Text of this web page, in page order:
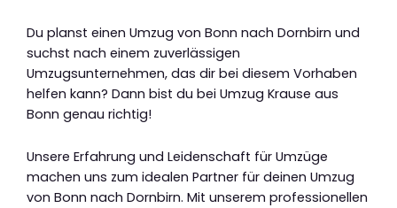
Du planst einen Umzug von Bonn nach Dornbirn und
suchst nach einem zuverlässigen
Umzugsunternehmen, das dir bei diesem Vorhaben
helfen kann? Dann bist du bei Umzug Krause aus
Bonn genau richtig!
Unsere Erfahrung und Leidenschaft für Umzüge
machen uns zum idealen Partner für deinen Umzug
von Bonn nach Dornbirn. Mit unserem professionellen